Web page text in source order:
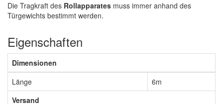
Die Tragkraft des Rollapparates muss immer anhand des
Türgewichts bestimmt werden.
Eigenschaften
Dimensionen
Länge
6m
Versand